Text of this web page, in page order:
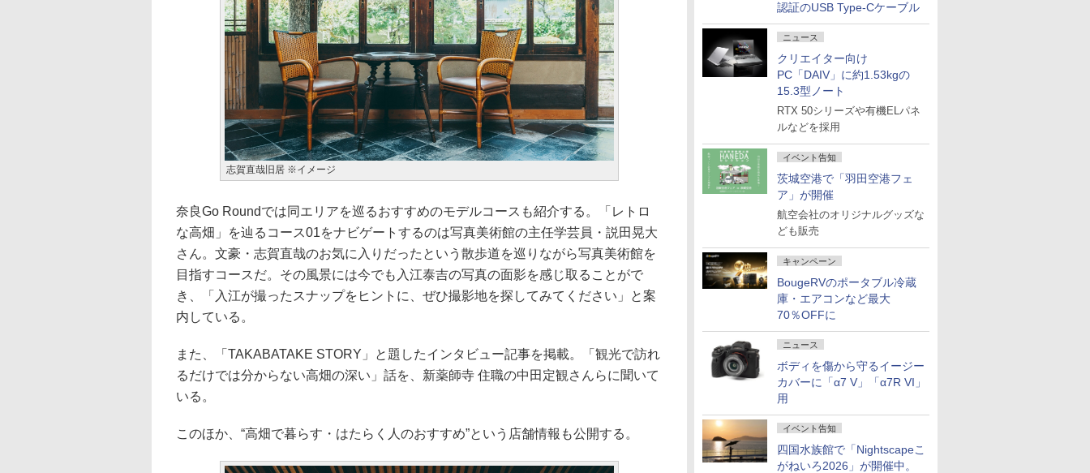
認証のUSB Type-Cケーブル
ニュース
クリエイター向け
PC「DAIV」に約1.53kgの
15.3型ノート
RTX 50シリーズや有機ELパネ
ルなどを採用
イベント告知
茨城空港で「羽田空港フェ
ア」が開催
航空会社のオリジナルグッズな
ども販売
キャンペーン
BougeRVのポータブル冷蔵
庫・エアコンなど最大
70％OFFに
ニュース
ボディを傷から守るイージー
カバーに「α7 V」「α7R VI」
用
イベント告知
四国水族館で「Nightscapeこ
がねいろ2026」が開催中。
志賀直哉旧居 ※イメージ
奈良Go Roundでは同エリアを巡るおすすめのモデルコースも紹介する。「レトロ
な高畑」を辿るコース01をナビゲートするのは写真美術館の主任学芸員・説田晃大
さん。文豪・志賀直哉のお気に入りだったという散歩道を巡りながら写真美術館を
目指すコースだ。その風景には今でも入江泰吉の写真の面影を感じ取ることがで
き、「入江が撮ったスナップをヒントに、ぜひ撮影地を探してみてください」と案
内している。
また、「TAKABATAKE STORY」と題したインタビュー記事を掲載。「観光で訪れ
るだけでは分からない高畑の深い」話を、新薬師寺 住職の中田定観さんらに聞いて
いる。
このほか、“高畑で暮らす・はたらく人のおすすめ”という店舗情報も公開する。